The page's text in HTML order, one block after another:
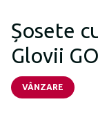
Șosete
Glovii
VÂNZARE